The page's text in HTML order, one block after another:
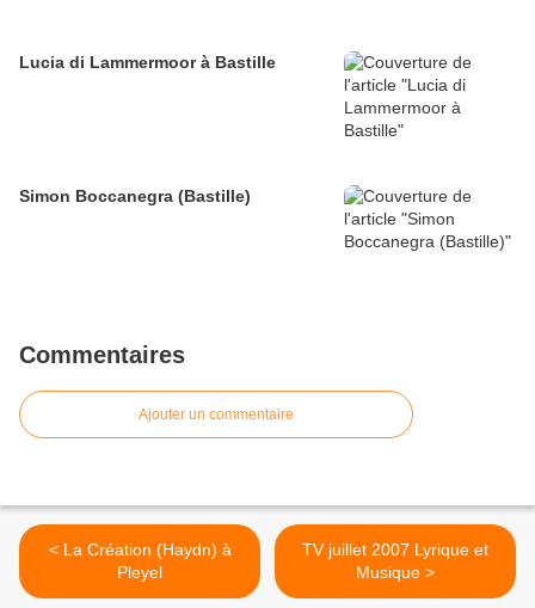
Lucia di Lammermoor à Bastille
Simon Boccanegra (Bastille)
Commentaires
Ajouter un commentaire
< La Création (Haydn) à
Pleyel
TV juillet 2007 Lyrique et
Musique >